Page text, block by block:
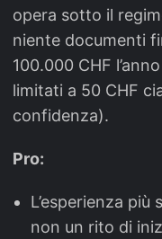
opera sotto il
niente documenti
100.000 CHF
limitati a 50 CHF
confidenza).
Pro:
L’esperienza più
non un rito di